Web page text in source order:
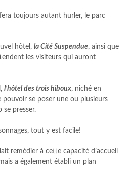
toujours autant hurler, le parc
hôtel, la Cité Suspendue, ainsi que
les visiteurs qui auront
l’hôtel des trois hiboux, niché en
se poser une ou plusieurs
se presser.
tout y est facile!
remédier à cette capacité d’accueil
a également établi un plan